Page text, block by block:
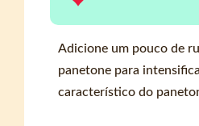
Adicione um pouco de
panetone para
característico do